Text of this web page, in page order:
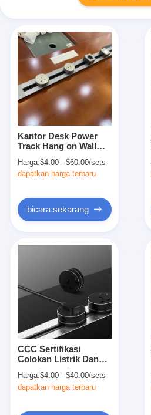
Kantor Desk Power
Track Hang on Wall
dengan Standar
Grounding
Harga:$4.00 - $60.00/sets
dapatkan harga terbaru
bicara sekarang
CCC Sertifikasi
Colokan Listrik Dan
Switch Listrik Dengan
Jalur Daya USB
Harga:$4.00 - $40.00/sets
dapatkan harga terbaru